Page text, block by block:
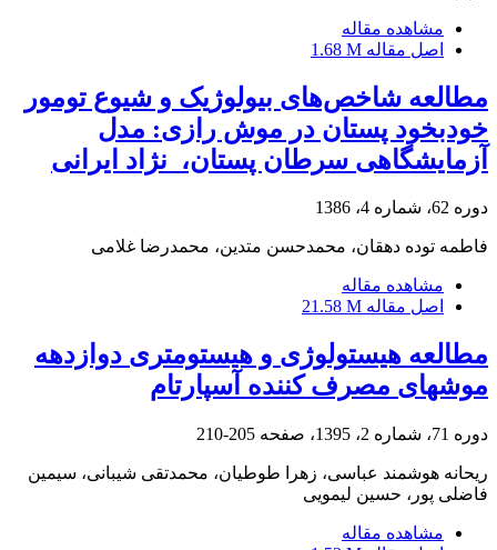
مشاهده مقاله
اصل مقاله 1.68 M
مطالعه شاخص‌های بیولوژیک و شیوع تومور
خودبخود پستان در موش رازی: مدل
آزمایشگاهی سرطان پستان، ‌ ‌نژاد ایرانی
دوره 62، شماره 4، 1386
فاطمه توده دهقان، محمدحسن متدین، محمدرضا غلامی
مشاهده مقاله
اصل مقاله 21.58 M
مطالعه هیستولوژی و هیستومتری دوازدهه
موشهای مصرف کننده آسپارتام
دوره 71، شماره 2، 1395، صفحه 205-210
ریحانه هوشمند عباسی، زهرا طوطیان، محمدتقی شیبانی، سیمین
فاضلی پور، حسین لیمویی
مشاهده مقاله